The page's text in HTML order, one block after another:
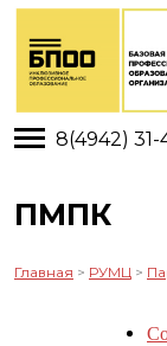
8(4942) 31-
Toggle
ПМПК
Главная > РУМЦ >